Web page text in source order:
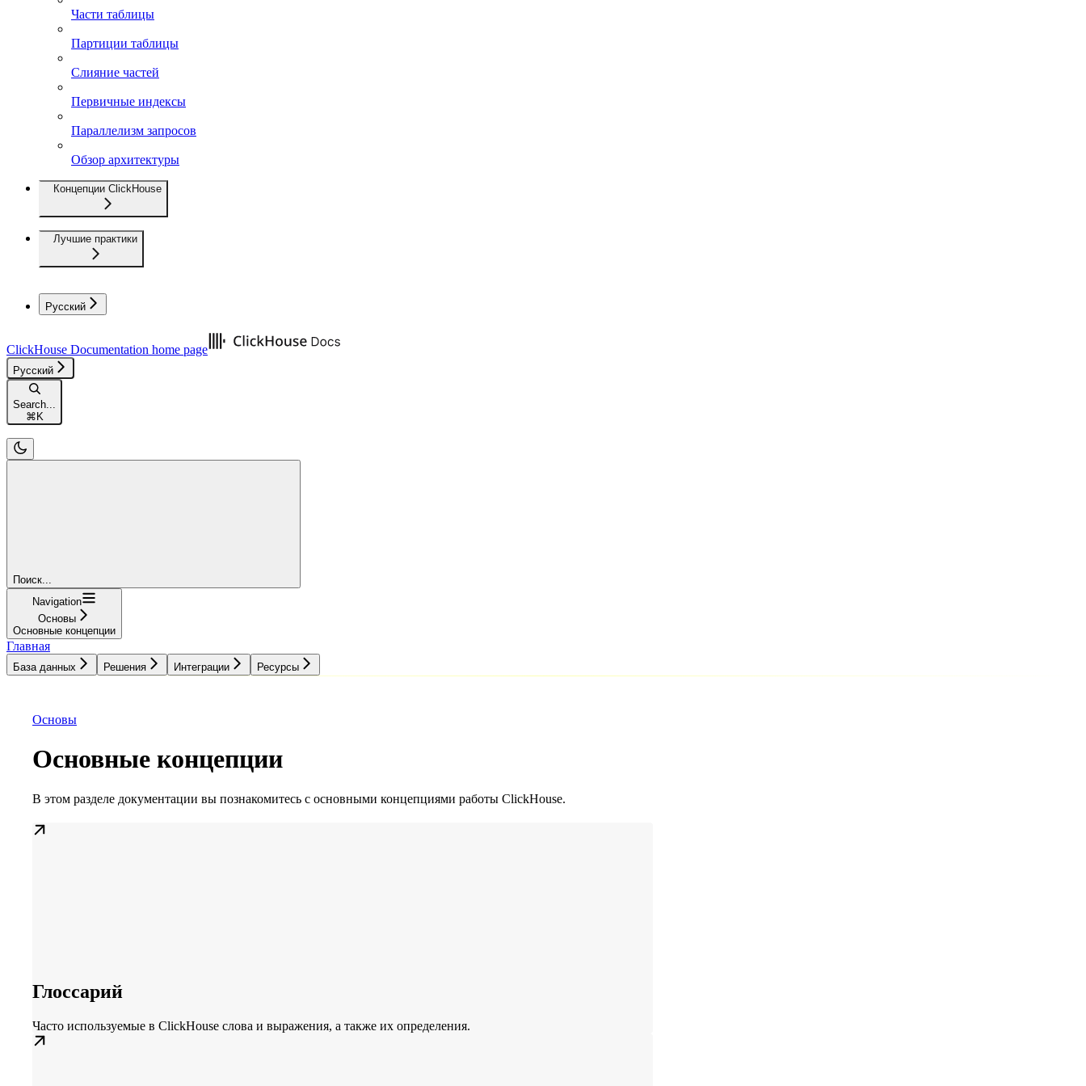
Части таблицы
Партиции таблицы
Слияние частей
Первичные индексы
Параллелизм запросов
Обзор архитектуры
Концепции ClickHouse
Лучшие практики
Русский
ClickHouse Documentation home page
Русский
Search...
⌘ K
Поиск...
Navigation
Основы
Основные концепции
Главная
База данных Решения Интеграции Ресурсы
Основы
Основные концепции
В этом разделе документации вы познакомитесь с основными концепциями работы ClickHouse.
Глоссарий
Часто используемые в ClickHouse слова и выражения, а также их определения.